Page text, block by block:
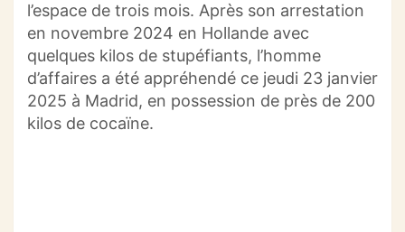
l’espace de trois mois. Après son arrestation
en novembre 2024 en Hollande avec
quelques kilos de stupéfiants, l’homme
d’affaires a été appréhendé ce jeudi 23 janvier
2025 à Madrid, en possession de près de 200
kilos de cocaïne.